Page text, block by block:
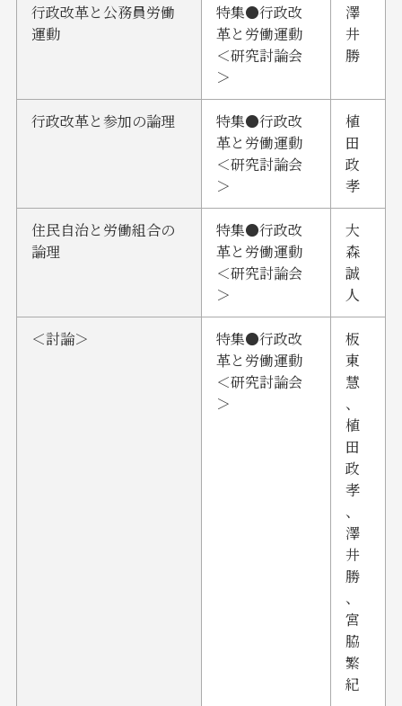
行政改革と公務員労働
運動
特集●行政改
革と労働運動
＜研究討論会
＞
澤
井
勝
行政改革と参加の論理
特集●行政改
革と労働運動
＜研究討論会
＞
植
田
政
孝
住民自治と労働組合の
論理
特集●行政改
革と労働運動
＜研究討論会
＞
大
森
誠
人
＜討論＞
特集●行政改
革と労働運動
＜研究討論会
＞
板
東
慧
、
植
田
政
孝
、
澤
井
勝
、
宮
脇
繁
紀